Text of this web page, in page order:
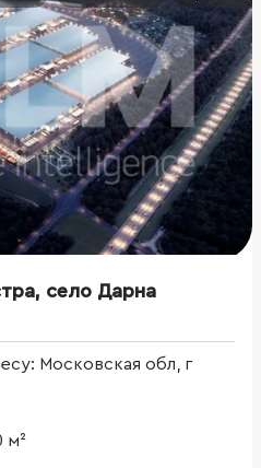
село Дарна
Московская обл, г
м²